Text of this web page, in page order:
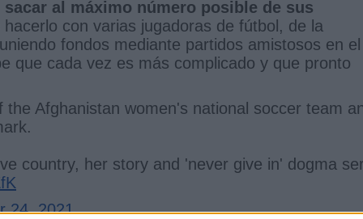
al máximo número posible de sus
hacerlo con varias jugadoras de fútbol, de la
fondos mediante partidos amistosos en el
que cada vez es más complicado y que pronto
the Afghanistan women's national soccer team
country, her story and 'never give in' dogma
24, 2021